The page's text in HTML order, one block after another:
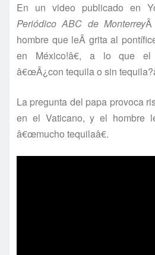
En un video publicado en
Periódico ABC de Monterrey
hombre que leÂ grita al
en México!â€, a lo que el
â€œÂ¿con tequila o sin
La pregunta del papa provoca
en el Vaticano, y el hombre
â€œmucho tequilaâ€.